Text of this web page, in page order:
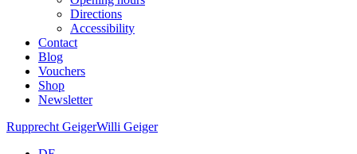
Directions
Accessibility
Contact
Blog
Vouchers
Shop
Newsletter
Rupprecht GeigerWilli Geiger